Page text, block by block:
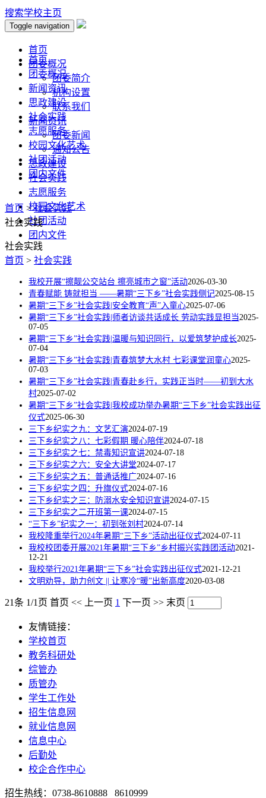
搜索学校主页
Toggle navigation
首页
团委概况
团委简介
机构设置
联系我们
新闻资讯
团委新闻
通知公告
思政建设
社会实践
志愿服务
校园文化艺术
社团活动
团内文件
首页
团委概况
新闻资讯
思政建设
社会实践
志愿服务
校园文化艺术
社团活动
团内文件
首页 >社会实践
社会实践
社会实践
首页 > 社会实践
我校开展“擦靓公交站台 擦亮城市之窗”活动2026-03-30
青春赋能 铸就担当 ——暑期“三下乡”社会实践侧记2025-08-15
暑期“三下乡”社会实践|安全教育“声”入童心2025-07-06
暑期“三下乡”社会实践|师者访谈共话成长 劳动实践显担当2025-
07-05
暑期“三下乡”社会实践|温暖与知识同行，以爱筑梦护成长2025-
07-04
暑期“三下乡”社会实践|青春筑梦大水村 七彩课堂润童心2025-
07-03
暑期“三下乡”社会实践|青春赴乡行，实践正当时——初到大水
村2025-07-02
暑期“三下乡”社会实践|我校成功举办暑期“三下乡”社会实践出征
仪式2025-06-30
三下乡纪实之九：文艺汇演2024-07-19
三下乡纪实之八：七彩假期 暖心陪伴2024-07-18
三下乡纪实之七：禁毒知识宣讲2024-07-18
三下乡纪实之六：安全大讲堂2024-07-17
三下乡纪实之五：普通话推广2024-07-16
三下乡纪实之四：升旗仪式2024-07-16
三下乡纪实之三：防溺水安全知识宣讲2024-07-15
三下乡纪实之二开班第一课2024-07-15
“三下乡”纪实之一：初到张刘村2024-07-14
我校隆重举行2024年暑期“三下乡”活动出征仪式2024-07-11
我校校团委开展2021年暑期“三下乡”乡村振兴实践团活动2021-
12-21
我校举行2021年暑期“三下乡”社会实践出征仪式2021-12-21
文明劝导，助力创文 || 让寒冷“暖”出新高度2020-03-08
21条 1/1页 首页 << 上一页 1 下一页 >> 末页
友情链接：
学校首页
教务科研处
综管办
质管办
学生工作处
招生信息网
就业信息网
信息中心
后勤处
校企合作中心
招生热线：0738-8610888 8610999